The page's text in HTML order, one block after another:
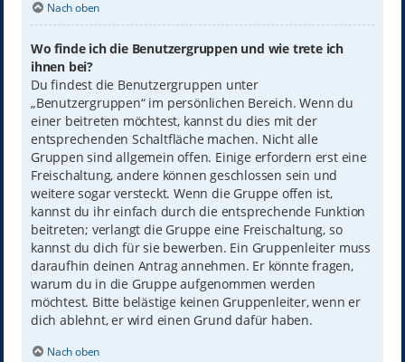
Nach oben
Wo finde ich die Benutzergruppen und wie trete ich
ihnen bei?
Du findest die Benutzergruppen unter
„Benutzergruppen“ im persönlichen Bereich. Wenn du
einer beitreten möchtest, kannst du dies mit der
entsprechenden Schaltfläche machen. Nicht alle
Gruppen sind allgemein offen. Einige erfordern erst eine
Freischaltung, andere können geschlossen sein und
weitere sogar versteckt. Wenn die Gruppe offen ist,
kannst du ihr einfach durch die entsprechende Funktion
beitreten; verlangt die Gruppe eine Freischaltung, so
kannst du dich für sie bewerben. Ein Gruppenleiter muss
daraufhin deinen Antrag annehmen. Er könnte fragen,
warum du in die Gruppe aufgenommen werden
möchtest. Bitte belästige keinen Gruppenleiter, wenn er
dich ablehnt, er wird einen Grund dafür haben.
Nach oben